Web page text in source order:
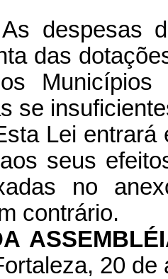
As despesas
das
se
Lei entrará
seus
no
contrário.
20 de